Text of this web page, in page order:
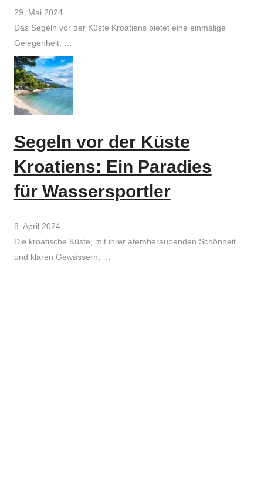
29. Mai 2024
Das Segeln vor der Küste Kroatiens bietet eine einmalige
Gelegenheit, …
Segeln vor der Küste
Kroatiens: Ein Paradies
für Wassersportler
8. April 2024
Die kroatische Küste, mit ihrer atemberaubenden Schönheit
und klaren Gewässern, …